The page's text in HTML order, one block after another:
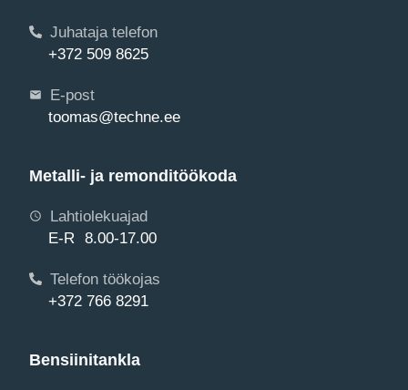
Juhataja telefon
+372 509 8625
E-post
toomas@techne.ee
Metalli- ja remonditöökoda
Lahtiolekuajad
E-R 8.00-17.00
Telefon töökojas
+372 766 8291
Bensiinitankla